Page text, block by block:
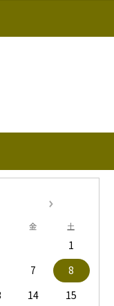
金 土
1
7
8
14
15